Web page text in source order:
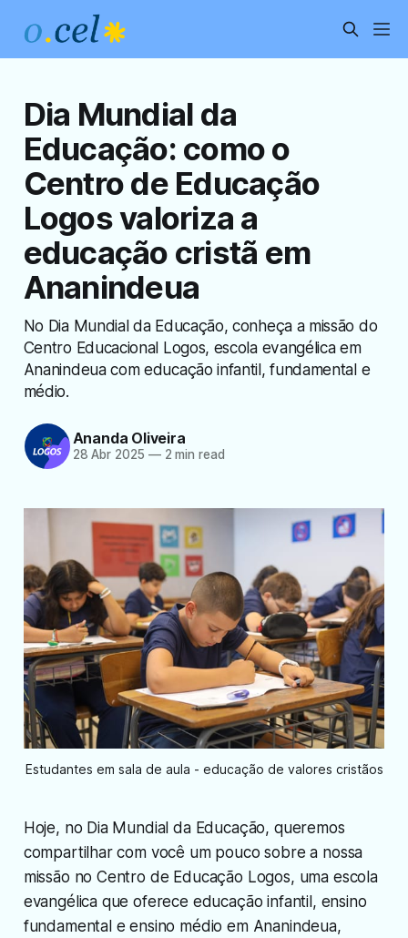
Dia Mundial da
Educação: como o
Centro de Educação
Logos valoriza a
educação cristã em
Ananindeua
No Dia Mundial da Educação, conheça a missão do
Centro Educacional Logos, escola evangélica em
Ananindeua com educação infantil, fundamental e
médio.
Ananda Oliveira
28 Abr 2025 —2 min read
Estudantes em sala de aula - educação de valores cristãos
Hoje, no Dia Mundial da Educação, queremos
compartilhar com você um pouco sobre a nossa
missão no Centro de Educação Logos, uma escola
evangélica que oferece educação infantil, ensino
fundamental e ensino médio em Ananindeua,